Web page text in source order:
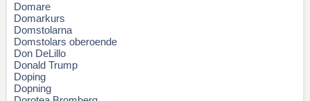
Domare
Domarkurs
Domstolarna
Domstolars oberoende
Don DeLillo
Donald Trump
Doping
Dopning